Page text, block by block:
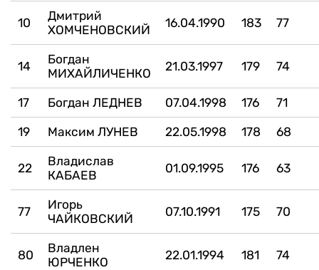
10
Дмитрий
ХОМЧЕНОВСКИЙ
16.04.1990 183 77
14
Богдан
МИХАЙЛИЧЕНКО
21.03.1997 179 74
17 Богдан ЛЕДНЕВ 07.04.1998 176 71
19 Максим ЛУНЕВ 22.05.1998 178 68
22
Владислав
КАБАЕВ
01.09.1995 176 63
77
Игорь
ЧАЙКОВСКИЙ
07.10.1991 175 70
80
Владлен
ЮРЧЕНКО
22.01.1994 181 74